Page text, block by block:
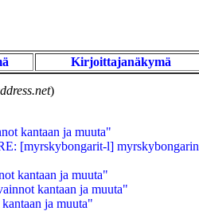
Kirjoittajanäkymä
)
kantaan ja muuta"
[myrskybongarit-l] myrskybongarin
kantaan ja muuta"
kantaan ja muuta"
ja muuta"